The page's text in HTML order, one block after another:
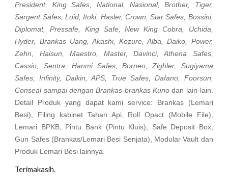
President, King Safes, National, Nasional, Brother, Tiger,
Sargent Safes, Loid, Itoki, Hasler, Crown, Star Safes, Bossini,
Diplomat, Pressafe, King Safe, New King Cobra, Uchida,
Hyder, Brankas Uang, Akashi, Kozure, Alba, Daiko, Power,
Zehn, Haisun, Maestro, Master, Davinci, Athena Safes,
Cassio, Sentra, Hanmi Safes, Borneo, Zighler, Sugiyama
Safes, Infinity, Daikin, APS, True Safes, Dafano, Foorsun,
Conseal sampai dengan Brankas-brankas Kuno dan lain-lain.
Detail Produk yang dapat kami service: Brankas (Lemari
Besi), Filing kabinet Tahan Api, Roll Opact (Mobile File),
Lemari BPKB, Pintu Bank (Pintu Kluis), Safe Deposit Box,
Gun Safes (Brankas/Lemari Besi Senjata), Modular Vault dan
Produk Lemari Besi lainnya.
Terimakasih.